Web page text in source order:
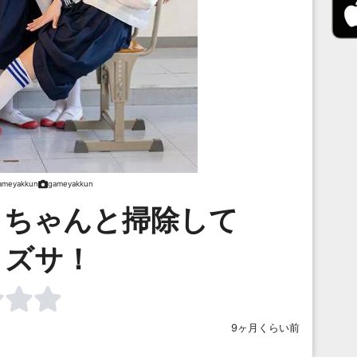
gameyakkun
ゃんと掃除して
サ！
9ヶ月くらい前